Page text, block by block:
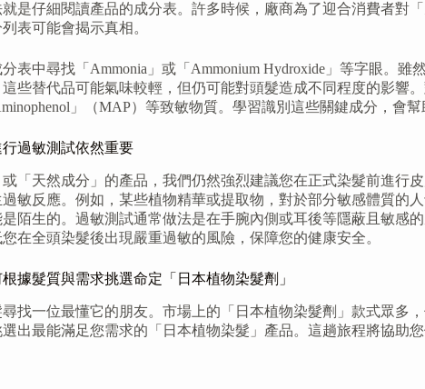
是仔細閱讀產品的成分表。許多時候，廠商為了迎合消費者對
表可能會揭示真相。
表中尋找「Ammonia」或「Ammonium Hydroxide」等字眼。
些替代品可能氣味較輕，但仍可能對頭髮造成不同程度的影響
」（MAP）等致敏物質。學習識別這些關鍵成分，會
過敏測試依然重要
「天然成分」的產品，我們仍然強烈建議您在正式染髮前進
敏反應。例如，某些植物精華或提取物，對於部分敏感體質的
陌生的。過敏測試通常做法是在手腕內側或耳後等隱蔽且敏
在全頭染髮後出現嚴重過敏的風險，保障您的健康安全。
據髮質與需求挑選命定「日本植物染髮劑」
找一位最懂它的朋友。市場上的「日本植物染髮劑」款式眾
出最能滿足您需求的「日本植物染髮」產品。這趟旅程將協助